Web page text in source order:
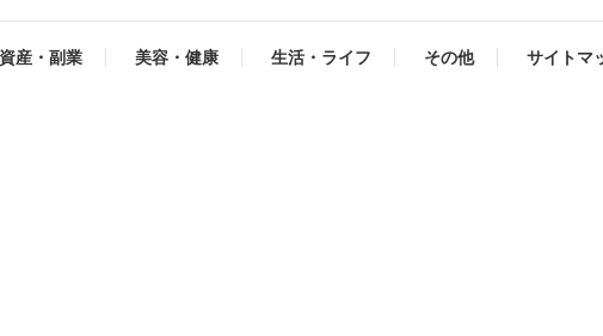
産・副業 美容・健康 生活・ライフ その他 サイトマ